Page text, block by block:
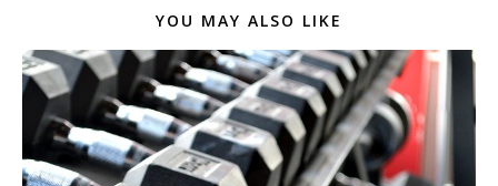
YOU MAY ALSO LIKE